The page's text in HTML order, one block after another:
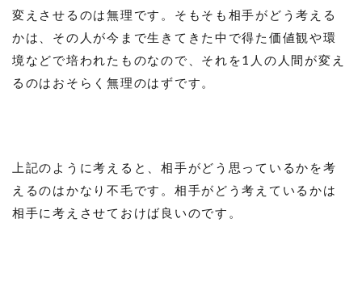
変えさせるのは無理です。そもそも相手がどう考える
かは、その人が今まで生きてきた中で得た価値観や環
境などで培われたものなので、それを1人の人間が変え
るのはおそらく無理のはずです。
上記のように考えると、相手がどう思っているかを考
えるのはかなり不毛です。相手がどう考えているかは
相手に考えさせておけば良いのです。